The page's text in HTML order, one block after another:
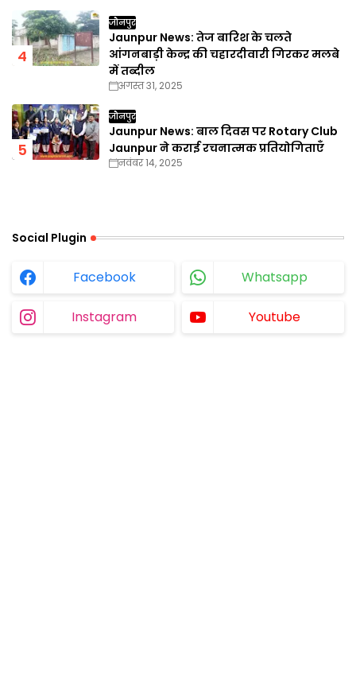
जौनपुर
Jaunpur News: तेज बारिश के चलते
आंगनबाड़ी केन्द्र की चहारदीवारी गिरकर मलबे
में तब्दील
अगस्त 31, 2025
जौनपुर
Jaunpur News: बाल दिवस पर Rotary Club
Jaunpur ने कराई रचनात्मक प्रतियोगिताएँ
नवंबर 14, 2025
Social Plugin
Facebook Whatsapp
Instagram Youtube